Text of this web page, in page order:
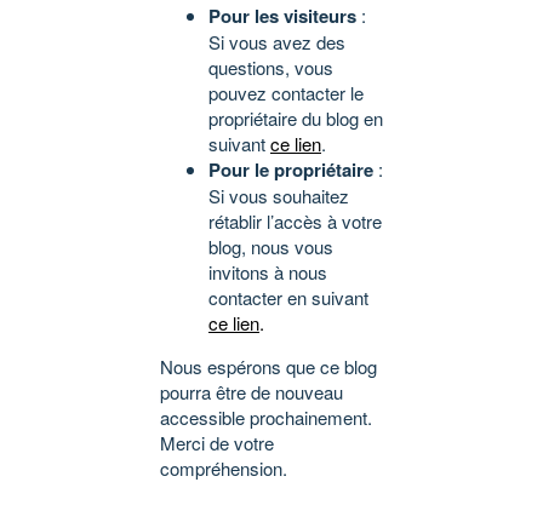
Pour les visiteurs :
Si vous avez des
questions, vous
pouvez contacter le
propriétaire du blog en
suivantce lien.
Pour le propriétaire :
Si vous souhaitez
rétablir l’accès à votre
blog, nous vous
invitons à nous
contacter en suivant
ce lien.
Nous espérons que ce blog
pourra être de nouveau
accessible prochainement.
Merci de votre
compréhension.